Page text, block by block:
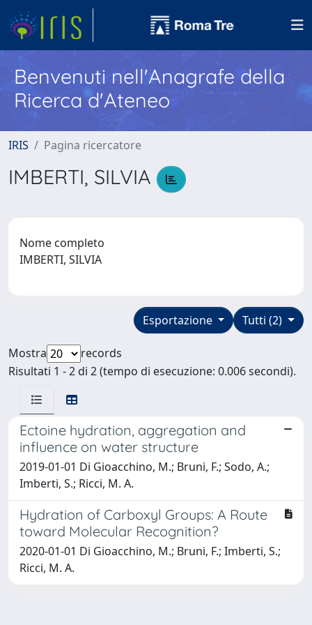
Benvenuti nell'Anagrafe della
Ricerca d'Ateneo
IRIS Pagina ricercatore
IMBERTI, SILVIA
Nome completo
IMBERTI, SILVIA
Tutti (2)
Esportazione
Mostra
records
Risultati 1 - 2 di 2 (tempo di esecuzione: 0.006 secondi).
Ectoine hydration, aggregation and
influence on water structure
2019-01-01 Di Gioacchino, M.; Bruni, F.; Sodo, A.;
Imberti, S.; Ricci, M. A.
Hydration of Carboxyl Groups: A Route
toward Molecular Recognition?
2020-01-01 Di Gioacchino, M.; Bruni, F.; Imberti, S.;
Ricci, M. A.